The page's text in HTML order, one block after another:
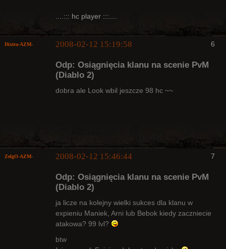
....::: hc player :::....
6
Dixtra-AZM- 2008-02-12 15:19:58
Odp: Osiągnięcia klanu na scenie PvM
(Diablo 2)
dobra ale Look wbil jeszcze 98 hc ~~
7
ZelgO-AZM- 2008-02-12 15:46:44
Odp: Osiągnięcia klanu na scenie PvM
(Diablo 2)
ja licze na kolejny wielki sukces dla klanu w
expieniu Maniek, Arni lub Bebok kiedy zaczniecie
atakowa? 99 lvl?
btw